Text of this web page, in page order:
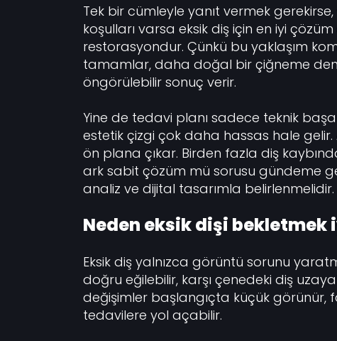
Tek bir cümleyle yanıt vermek
koşulları varsa eksik diş için en iyi
restorasyondur. Çünkü bu yaklaşım
tamamlar, daha doğal bir çiğneme
öngörülebilir sonuç verir.
Yine de tedavi planı sadece teknik
estetik çizgi çok daha hassas hale
ön plana çıkar. Birden fazla diş
ark sabit çözüm mü sorusu gündeme
analiz ve dijital tasarımla belirlenmelidir.
Neden eksik dişi
Eksik diş yalnızca görüntü sorunu
doğru eğilebilir, karşı çenedeki diş
değişimler başlangıçta küçük görünür,
tedavilere yol açabilir.